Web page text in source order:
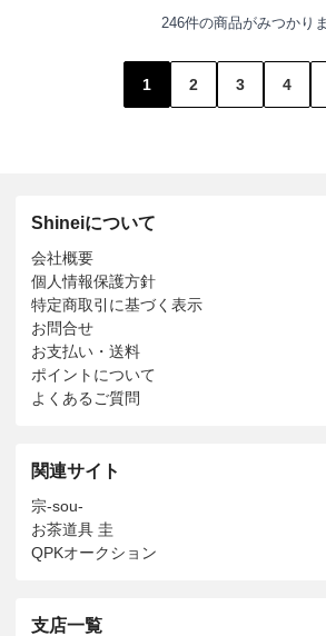
246件の商品がみつかり
1 2 3 4
Shineiについて
会社概要
個人情報保護方針
特定商取引に基づく表示
お問合せ
お支払い・送料
ポイントについて
よくあるご質問
関連サイト
宗-sou-
お茶道具 圭
QPKオークション
支店一覧